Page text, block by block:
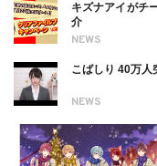
NEWS
キズナアイがチ
介
NEWS
こばしり 40万人